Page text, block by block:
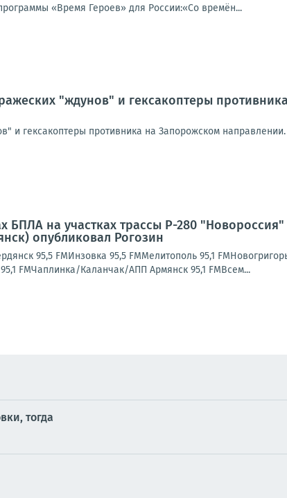
«Время Героев» для России:«Со времён...
"ждунов" и гексакоптеры
и гексакоптеры противника на Запорожском
на участках трассы Р-280 "Новороссия"
опубликовал Рогозин
95,5 FMИнзовка 95,5 FMМелитополь 95,1
FMЧаплинка/Каланчак/АПП Армянск 95,1 FMВсем...
тогда